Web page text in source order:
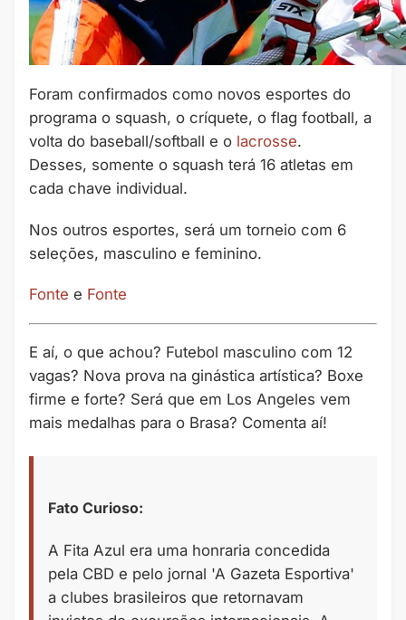
Foram confirmados como novos esportes do
programa o squash, o críquete, o flag football, a
volta do baseball/softball e o lacrosse.
Desses, somente o squash terá 16 atletas em
cada chave individual.
Nos outros esportes, será um torneio com 6
seleções, masculino e feminino.
Fonte e Fonte
E aí, o que achou? Futebol masculino com 12
vagas? Nova prova na ginástica artística? Boxe
firme e forte? Será que em Los Angeles vem
mais medalhas para o Brasa? Comenta aí!
Fato Curioso:
A Fita Azul era uma honraria concedida
pela CBD e pelo jornal 'A Gazeta Esportiva'
a clubes brasileiros que retornavam